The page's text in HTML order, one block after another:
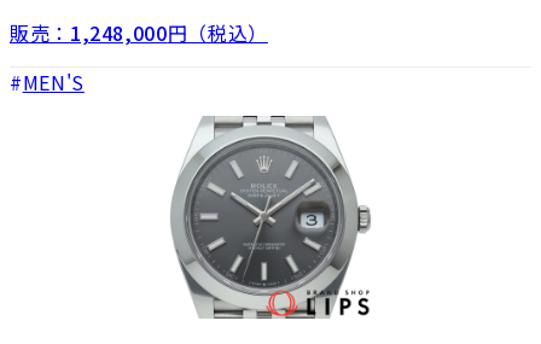
販売： 1,248,000円（税込）
MEN'S